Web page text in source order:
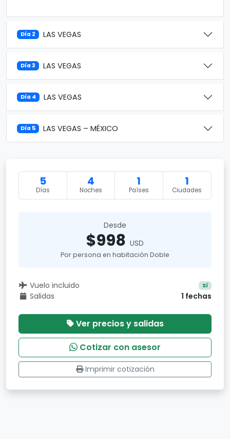
Día 2 LAS VEGAS
Día 3 LAS VEGAS
Día 4 LAS VEGAS
Día 5 LAS VEGAS – MÉXICO
5
Días
4
Noches
1
Países
1
Ciudades
Desde
$998 USD
Por persona en habitación Doble
Vuelo incluido Sí
Salidas 1 fechas
Ver precios y salidas
Cotizar con asesor
Imprimir cotización